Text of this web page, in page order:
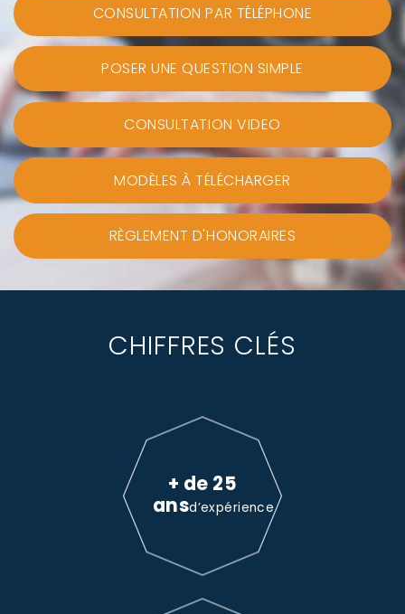
CONSULTATION PAR TÉLÉPHONE
POSER UNE QUESTION SIMPLE
CONSULTATION VIDEO
MODÈLES À TÉLÉCHARGER
RÈGLEMENT D'HONORAIRES
CHIFFRES CLÉS
+ de 25
ansd’expérience